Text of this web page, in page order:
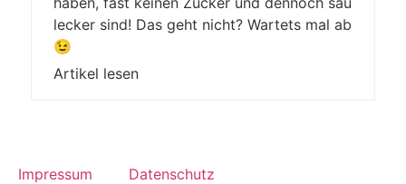
lecker sind! Das geht nicht? Wartets mal ab
😉
Artikel lesen
Impressum Datenschutz